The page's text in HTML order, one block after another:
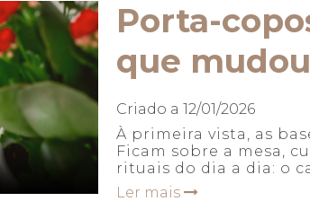
Porta-
que
Criado a 12/01/2026
À primeira vista, as
Ficam sobre a mesa,
rituais do dia a dia: o
Ler mais